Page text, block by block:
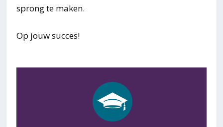
sprong te maken.
Op jouw succes!